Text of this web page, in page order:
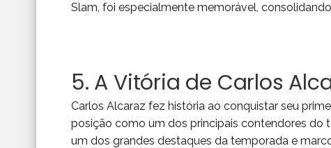
Slam, foi especialmente memorável,
5. A Vitória de Carlos
Carlos Alcaraz fez história ao conquistar seu
posição como um dos principais contendores do
um dos grandes destaques da temporada e